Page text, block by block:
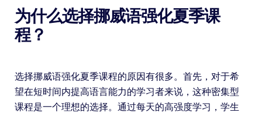
为什么选择挪威语强化夏季课
程？
选择挪威语强化夏季课程的原因有很多。首先，对于希
望在短时间内提高语言能力的学习者来说，这种密集型
课程是一个理想的选择。通过每天的高强度学习，学生